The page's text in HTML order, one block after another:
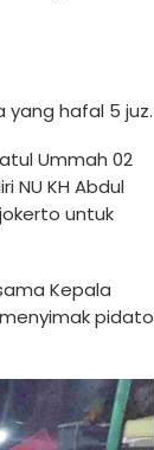
yang hafal 5 juz.
Ummah 02
NU KH Abdul
untuk
Kepala
pidato